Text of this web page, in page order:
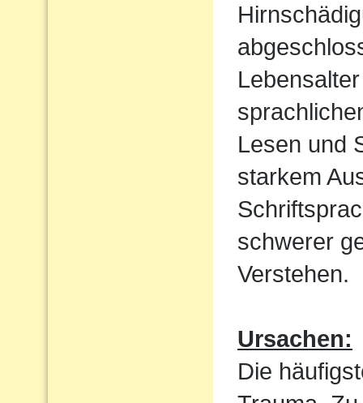
Lesen und
starkem
schwerer
Verstehen.
Ursachen:
Die